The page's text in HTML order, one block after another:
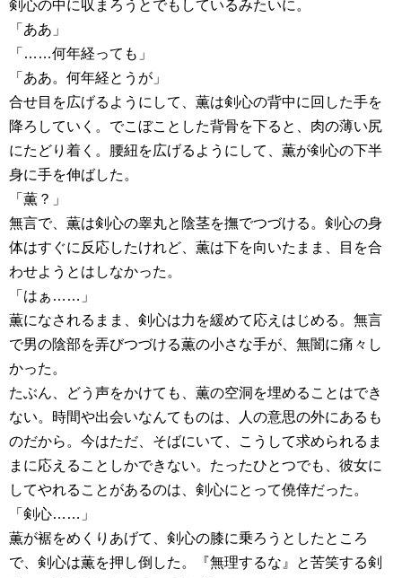
剣心の中に収まろうとでもしているみたいに。
「ああ」
「……何年経っても」
「ああ。何年経とうが」
合せ目を広げるようにして、薫は剣心の背中に回した手を
降ろしていく。でこぼことした背骨を下ると、肉の薄い尻
にたどり着く。腰紐を広げるようにして、薫が剣心の下半
身に手を伸ばした。
「薫？」
無言で、薫は剣心の睾丸と陰茎を撫でつづける。剣心の身
体はすぐに反応したけれど、薫は下を向いたまま、目を合
わせようとはしなかった。
「はぁ……」
薫になされるまま、剣心は力を緩めて応えはじめる。無言
で男の陰部を弄びつづける薫の小さな手が、無闇に痛々し
かった。
たぶん、どう声をかけても、薫の空洞を埋めることはでき
ない。時間や出会いなんてものは、人の意思の外にあるも
のだから。今はただ、そばにいて、こうして求められるま
まに応えることしかできない。たったひとつでも、彼女に
してやれることがあるのは、剣心にとって僥倖だった。
「剣心……」
薫が裾をめくりあげて、剣心の膝に乗ろうとしたところ
で、剣心は薫を押し倒した。『無理するな』と苦笑する剣